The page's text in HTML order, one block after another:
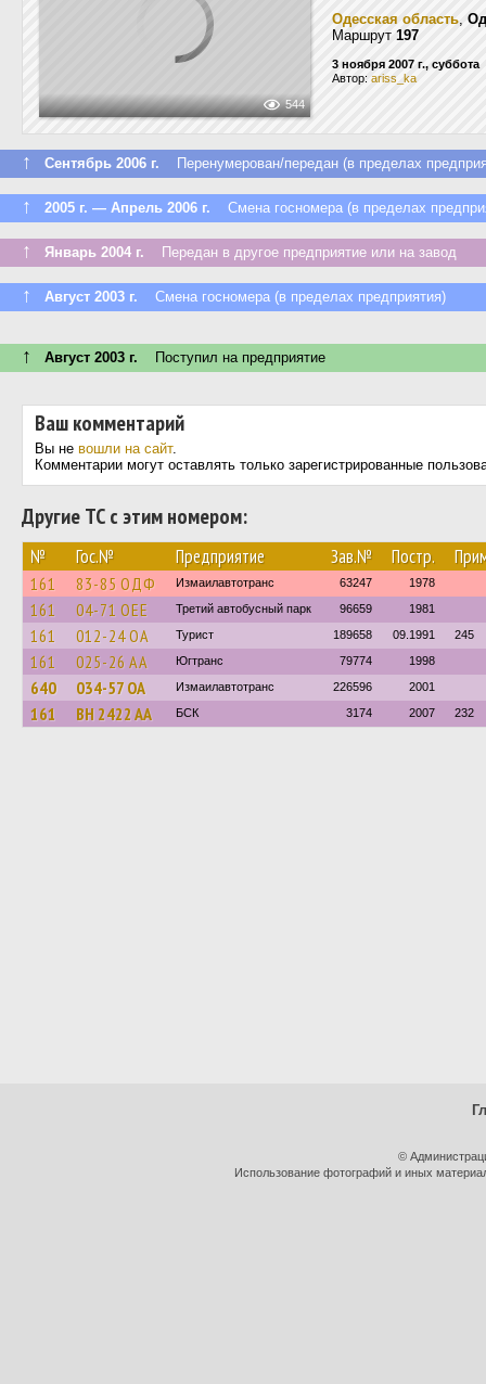
544
Одесская область,
Маршрут 197
3 ноября 2007 г., суббота
Автор: ariss_ka
↑ Сентябрь 2006 г. Перенумерован/передан (в пределах
↑ 2005 г. — Апрель 2006 г. Смена госномера (в пределах
↑ Январь 2004 г. Передан в другое предприятие или на завод
↑ Август 2003 г. Смена госномера (в пределах предприятия)
↑ Август 2003 г. Поступил на предприятие
Ваш комментарий
Вы не вошли на сайт.
Комментарии могут оставлять только зарегистрированные
Другие ТС с этим номером:
№ Гос.№ Предприятие Зав.№ Постр.
161 83-85 ОДФ Измаилавтотранс 63247 1978
161 04-71 ОЕЕ Третий автобусный парк 96659 1981
161 012-24 ОА Турист 189658 09.1991 245
161 025-26 АА Югтранс 79774 1998
640 034-57 ОА Измаилавтотранс 226596 2001
161 BH 2422 AA БСК 3174 2007 232
©
Использование фотографий и иных